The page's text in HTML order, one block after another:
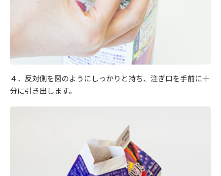
４．反対側を図のようにしっかりと持ち、注ぎ口を手前に十
分に引き出します。